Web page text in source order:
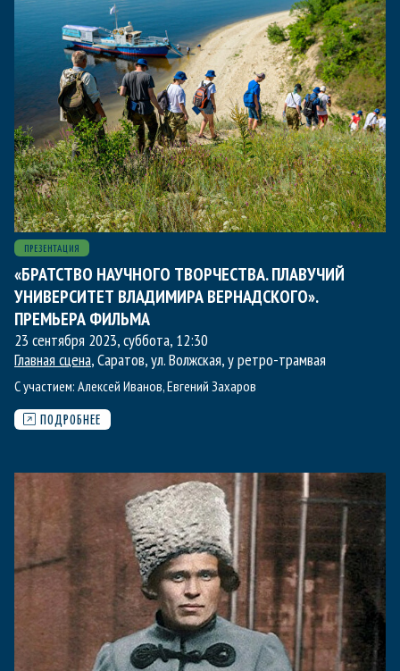
ПРЕЗЕНТАЦИЯ
«БРАТСТВО НАУЧНОГО ТВОРЧЕСТВА. ПЛАВУЧИЙ
УНИВЕРСИТЕТ ВЛАДИМИРА ВЕРНАДСКОГО».
ПРЕМЬЕРА ФИЛЬМА
23 сентября 2023, суббота, 12:30
Главная сцена, Саратов, ул. Волжская, у ретро-трамвая
С участием: Алексей Иванов,Евгений Захаров
ПОДРОБНЕЕ